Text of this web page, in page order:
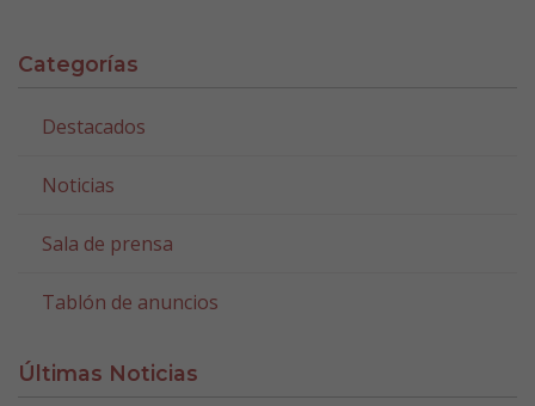
Categorías
Destacados
Noticias
Sala de prensa
Tablón de anuncios
Últimas Noticias